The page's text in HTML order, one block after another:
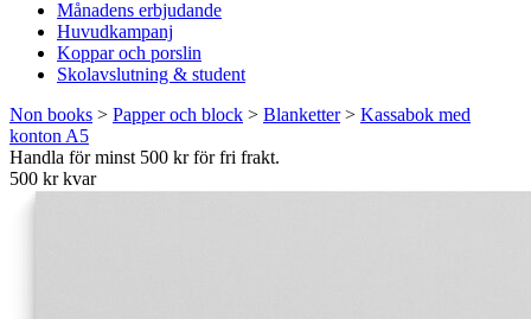
Månadens erbjudande
Huvudkampanj
Koppar och porslin
Skolavslutning & student
Non books > Papper och block > Blanketter> Kassabok med
konton A5
Handla för minst 500 kr för fri frakt.
500 kr kvar